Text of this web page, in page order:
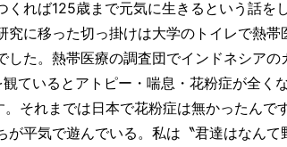
れば125歳まで元気に生きるという話を
究に移った切っ掛けは大学のトイレで熱帯
した。熱帯医療の調査団でインドネシアの
ているとアトピー・喘息・花粉症が全く
それまでは日本で花粉症は無かったんで
が平気で遊んでいる。私は〝君達はなんて